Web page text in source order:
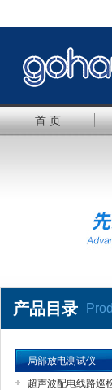
首 页
产品目录
局部放电测试仪
超声波配电线路巡